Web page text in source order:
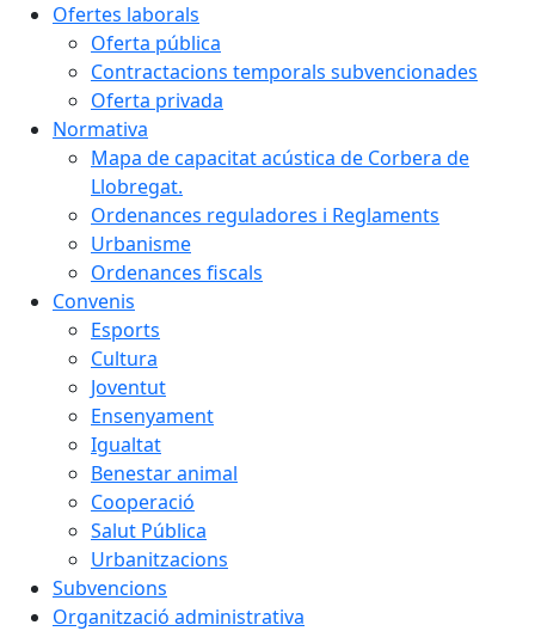
Ofertes laborals
Oferta pública
Contractacions temporals subvencionades
Oferta privada
Normativa
Mapa de capacitat acústica de Corbera de
Llobregat.
Ordenances reguladores i Reglaments
Urbanisme
Ordenances fiscals
Convenis
Esports
Cultura
Joventut
Ensenyament
Igualtat
Benestar animal
Cooperació
Salut Pública
Urbanitzacions
Subvencions
Organització administrativa